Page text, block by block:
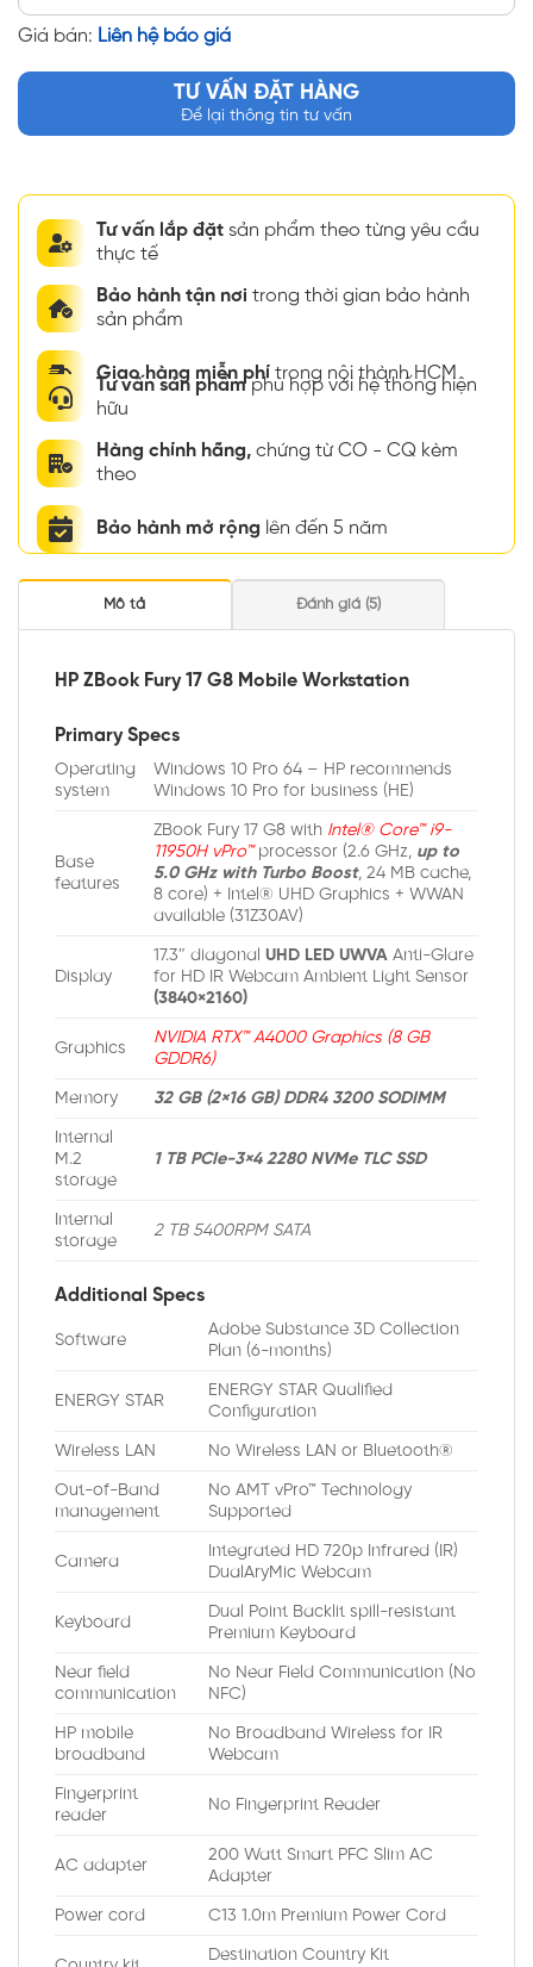
Giá bán: Liên hệ báo giá
TƯ VẤN ĐẶT HÀNG
Để lại thông tin tư vấn
Tư vấn lắp đặt sản phẩm theo từng yêu cầu
thực tế
Bảo hành tận nơi trong thời gian bảo hành
sản phẩm
Giao hàng miễn phí trong nội thành HCM
Tư vấn sản phẩmphù hợp với hệ thống hiện
hữu
Hàng chính hãng, chứng từ CO - CQ kèm
theo
Bảo hành mở rộng lên đến 5 năm
Mô tả Đánh giá (5)
HP ZBook Fury 17 G8 Mobile Workstation
Primary Specs
Operating
system
Windows 10 Pro 64 – HP recommends
Windows 10 Pro for business (HE)
Base
features
ZBook Fury 17 G8 with Intel® Core™ i9-
11950H vPro™processor (2.6 GHz, up to
5.0 GHz with Turbo Boost, 24 MB cache,
8 core) + Intel® UHD Graphics + WWAN
available (31Z30AV)
Display
17.3″ diagonalUHD LED UWVA Anti-Glare
for HD IR Webcam Ambient Light Sensor
(3840×2160)
Graphics
NVIDIA RTX™ A4000 Graphics (8 GB
GDDR6)
Memory 32 GB (2×16 GB) DDR4 3200 SODIMM
Internal
M.2
storage
1 TB PCIe-3×4 2280 NVMe TLC SSD
Internal
storage
2 TB 5400RPM SATA
Additional Specs
Software
Adobe Substance 3D Collection
Plan (6-months)
ENERGY STAR
ENERGY STAR Qualified
Configuration
Wireless LAN No Wireless LAN or Bluetooth®
Out-of-Band
management
No AMT vPro™ Technology
Supported
Camera
Integrated HD 720p Infrared (IR)
DualAryMic Webcam
Keyboard
Dual Point Backlit spill-resistant
Premium Keyboard
Near field
communication
No Near Field Communication (No
NFC)
HP mobile
broadband
No Broadband Wireless for IR
Webcam
Fingerprint
reader
No Fingerprint Reader
AC adapter
200 Watt Smart PFC Slim AC
Adapter
Power cord C13 1.0m Premium Power Cord
Destination Country Kit